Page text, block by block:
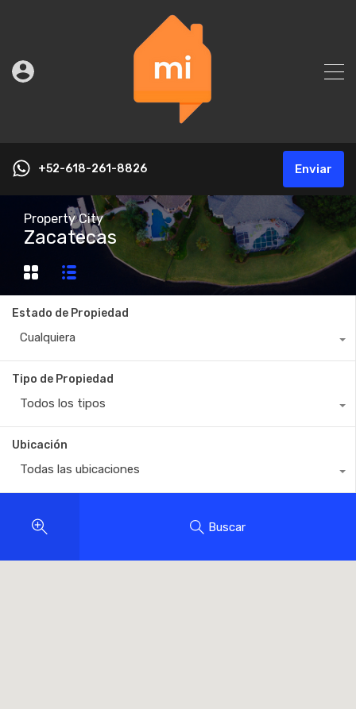
+52-618-261-8826 Enviar
Property City
Zacatecas
Estado de Propiedad
Cualquiera
Tipo de Propiedad
Todos los tipos
Ubicación
Todas las ubicaciones
Buscar